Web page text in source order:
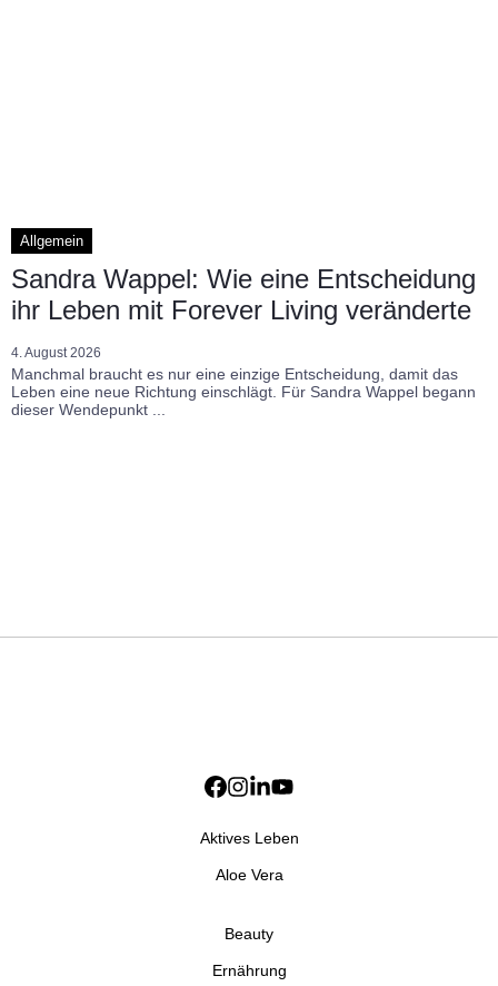
Allgemein
Sandra Wappel: Wie eine Entscheidung
ihr Leben mit Forever Living veränderte
4. August 2026
Manchmal braucht es nur eine einzige Entscheidung, damit das
Leben eine neue Richtung einschlägt. Für Sandra Wappel begann
dieser Wendepunkt ...
Aktives Leben
Aloe Vera
Beauty
Ernährung